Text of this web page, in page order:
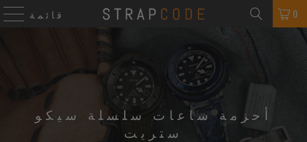
قائمة 0
أحزمة ساعات سلسلة سيكو
ستريت